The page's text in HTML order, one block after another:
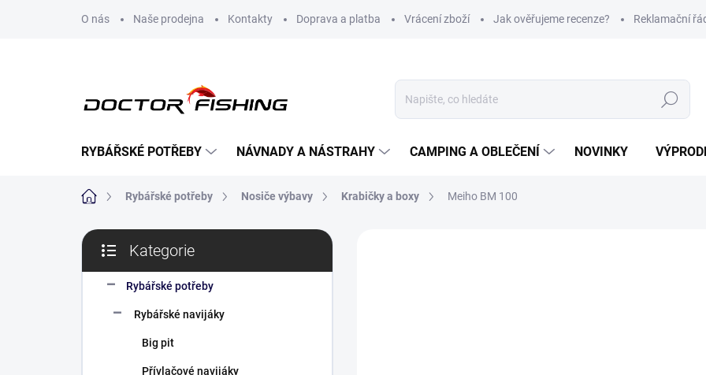
O nás Naše prodejna Kontakty Doprava a platba Vrácení zboží Jak ověřujeme recenze? Reklamační
Hledat
RYBÁŘSKÉ POTŘEBY NÁVNADY A NÁSTRAHY CAMPING A OBLEČENÍ NOVINKY
Domů Rybářské potřeby Nosiče výbavy Krabičky a boxy Meiho BM 100
P
s
kategorie
Kategorie
Rybářské potřeby
Rybářské navijáky
Big pit
Přívlačové navijáky